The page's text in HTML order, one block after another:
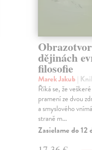
dějinách
filosofie
Marek Jakub |
Říká se, že
pramení ze dvou
a smyslového
straně m...
Zasielame do 12